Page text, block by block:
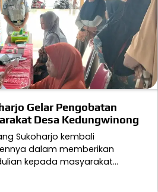
Gelar Pengobatan
Desa Kedungwinong
Sukoharjo kembali
dalam memberikan
kepada masyarakat…